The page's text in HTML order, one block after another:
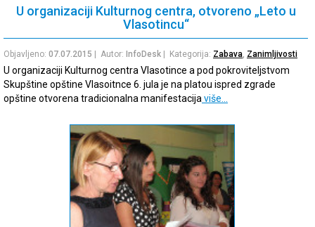
U organizaciji Kulturnog centra, otvoreno „Leto u
Vlasotincu“
Objavljeno: 07.07.2015 | Autor: InfoDesk | Kategorija: Zabava Zanimljivosti
U organizaciji Kulturnog centra Vlasotince a pod pokroviteljstvom
Skupštine opštine Vlasoitnce 6. jula je na platou ispred zgrade
opštine otvorena tradicionalna manifestacija više…